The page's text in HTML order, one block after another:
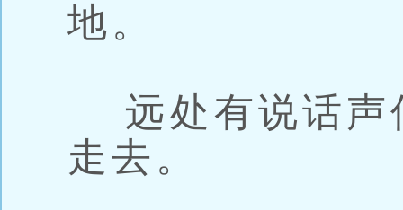
地。
远处有说话声
走去。